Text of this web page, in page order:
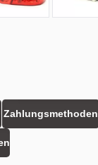
Zahlungsmethoden